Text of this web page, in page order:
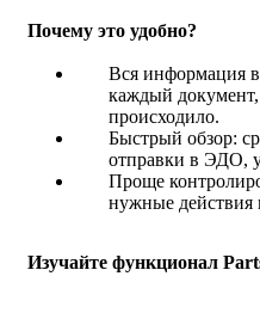
Почему это удобно?
Вся информация
каждый
происходило.
Быстрый обзор:
отправки в ЭДО,
Проще
нужные
Изучайте функционал